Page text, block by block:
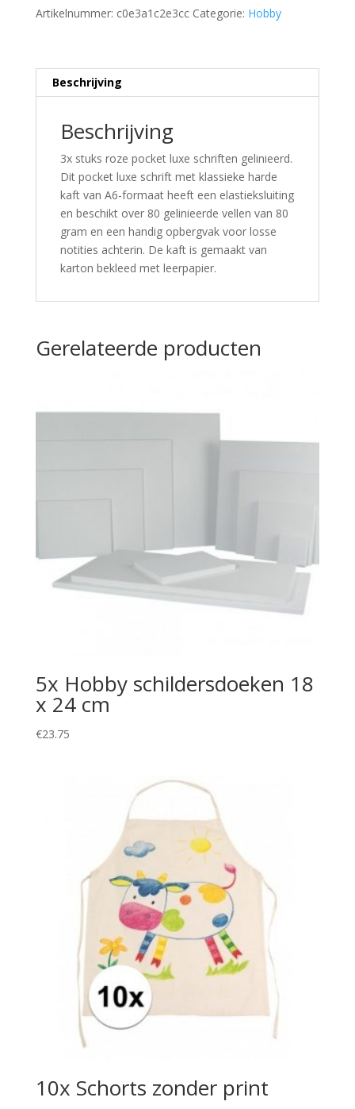
Artikelnummer: c0e3a1c2e3cc Categorie: Hobby
Beschrijving
Beschrijving
3x stuks roze pocket luxe schriften gelinieerd.
Dit pocket luxe schrift met klassieke harde
kaft van A6-formaat heeft een elastieksluiting
en beschikt over 80 gelinieerde vellen van 80
gram en een handig opbergvak voor losse
notities achterin. De kaft is gemaakt van
karton bekleed met leerpapier.
Gerelateerde producten
5x Hobby schildersdoeken 18
x 24 cm
€23.75
10x Schorts zonder print